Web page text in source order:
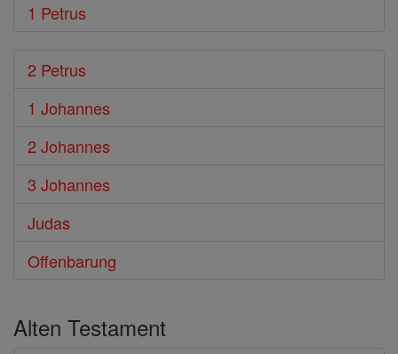
1 Petrus
2 Petrus
1 Johannes
2 Johannes
3 Johannes
Judas
Offenbarung
Alten Testament